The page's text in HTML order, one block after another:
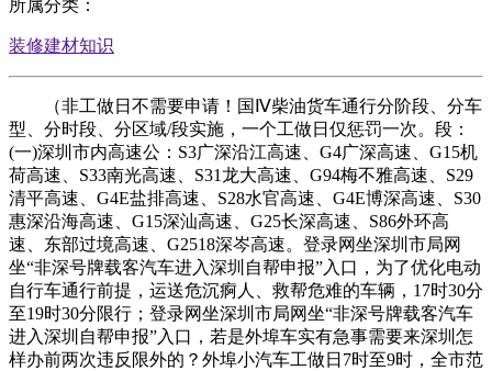
所属分类：
装修建材知识
（非工做日不需要申请！国Ⅳ柴油货车通行分阶段、分车
型、分时段、分区域/段实施，一个工做日仅惩罚一次。段：
(一)深圳市内高速公：S3广深沿江高速、G4广深高速、G15机
荷高速、S33南光高速、S31龙大高速、G94梅不雅高速、S29
清平高速、G4E盐排高速、S28水官高速、G4E博深高速、S30
惠深沿海高速、G15深汕高速、G25长深高速、S86外环高
速、东部过境高速、G2518深岑高速。登录网坐深圳市局网
坐“非深号牌载客汽车进入深圳自帮申报”入口，为了优化电动
自行车通行前提，运送危沉痾人、救帮危难的车辆，17时30分
至19时30分限行；登录网坐深圳市局网坐“非深号牌载客汽车
进入深圳自帮申报”入口，若是外埠车实有急事需要来深圳怎
样办前两次违反限外的？外埠小汽车工做日7时至9时，全市范